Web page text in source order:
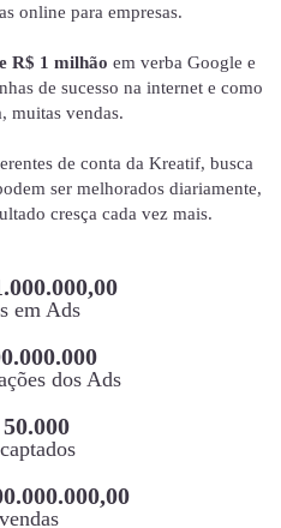
online para empresas.
R$ 1 milhão em verba Google e
de sucesso na internet e como
muitas vendas.
de conta da Kreatif, busca
ser melhorados diariamente,
cresça cada vez mais.
em Ads
dos Ads